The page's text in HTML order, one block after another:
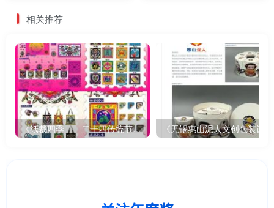
相关推荐
《纸裁四季——二十四传统节气文创设计》 《无锡惠山泥人文创包装设